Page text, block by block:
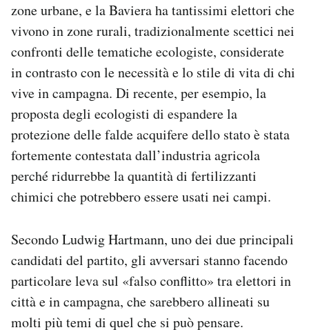
zone urbane, e la Baviera ha tantissimi elettori che
vivono in zone rurali, tradizionalmente scettici nei
confronti delle tematiche ecologiste, considerate
in contrasto con le necessità e lo stile di vita di chi
vive in campagna. Di recente, per esempio, la
proposta degli ecologisti di espandere la
protezione delle falde acquifere dello stato è stata
fortemente contestata dall’industria agricola
perché ridurrebbe la quantità di fertilizzanti
chimici che potrebbero essere usati nei campi.
Secondo Ludwig Hartmann, uno dei due principali
candidati del partito, gli avversari stanno facendo
particolare leva sul «falso conflitto» tra elettori in
città e in campagna, che sarebbero allineati su
molti più temi di quel che si può pensare.